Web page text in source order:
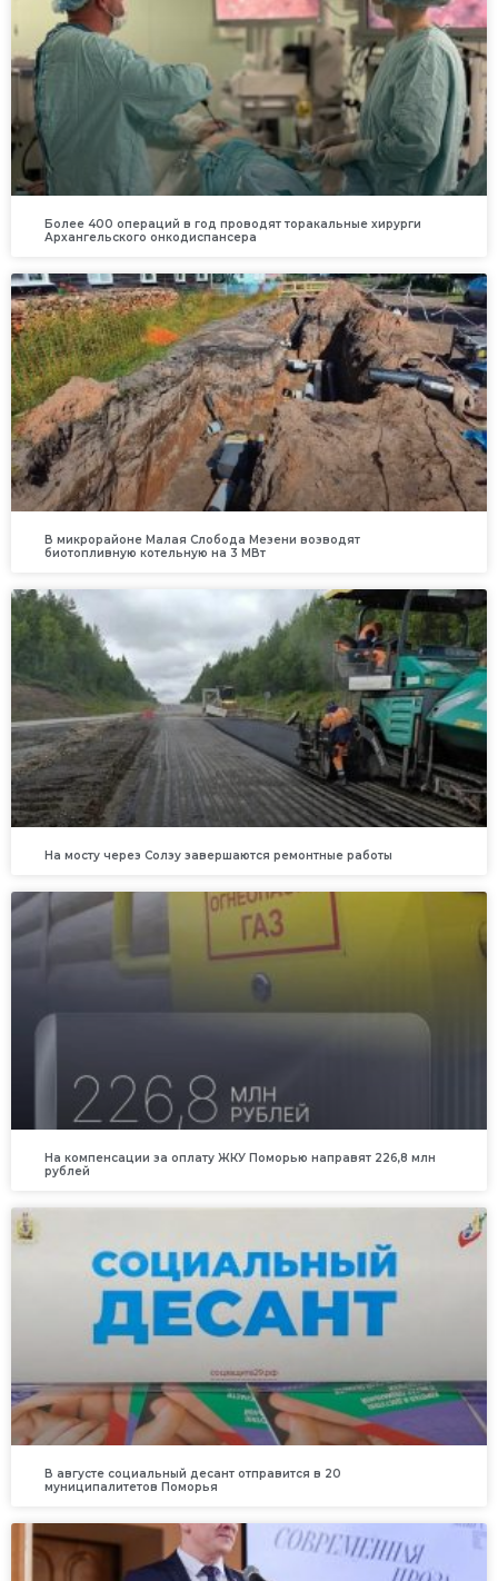
Более 400 операций в год проводят торакальные хирурги
Архангельского онкодиспансера
В микрорайоне Малая Слобода Мезени возводят
биотопливную котельную на 3 МВт
На мосту через Солзу завершаются ремонтные работы
На компенсации за оплату ЖКУ Поморью направят 226,8 млн
рублей
В августе социальный десант отправится в 20
муниципалитетов Поморья